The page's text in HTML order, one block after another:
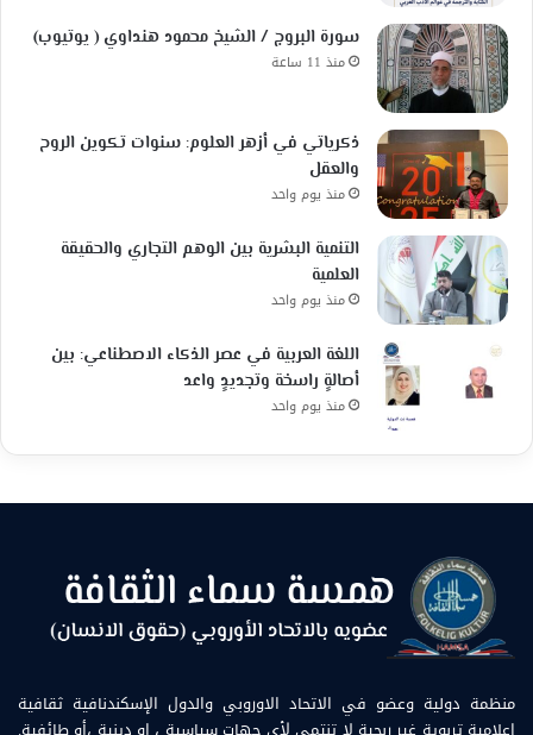
سورة البروج / الشيخ محمود هنداوي ( يوتيوب)
منذ 11 ساعة
ذكرياتي في أزهر العلوم: سنوات تكوين الروح
والعقل
منذ يوم واحد
التنمية البشرية بين الوهم التجاري والحقيقة
العلمية
منذ يوم واحد
اللغة العربية في عصر الذكاء الاصطناعي: بين
أصالةٍ راسخة وتجديدٍ واعد
منذ يوم واحد
منظمة دولية وعضو في الاتحاد الاوروبي والدول الإسكندنافية ثقافية